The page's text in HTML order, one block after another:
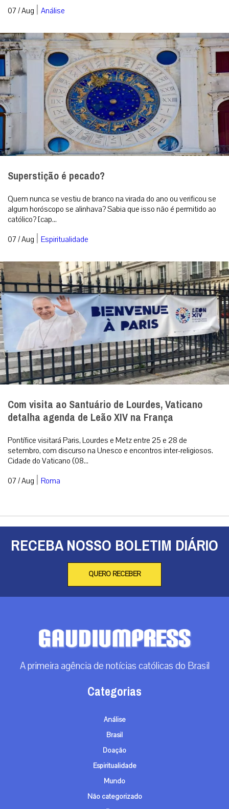
07 / Aug | Análise
Superstição é pecado?
Quem nunca se vestiu de branco na virada do ano ou verificou se
algum horóscopo se alinhava? Sabia que isso não é permitido ao
católico? [cap...
07 / Aug | Espiritualidade
Com visita ao Santuário de Lourdes, Vaticano
detalha agenda de Leão XIV na França
Pontífice visitará Paris, Lourdes e Metz entre 25 e 28 de
setembro, com discurso na Unesco e encontros inter-religiosos.
Cidade do Vaticano (08...
07 / Aug | Roma
RECEBA NOSSO BOLETIM DIÁRIO
QUERO RECEBER
A primeira agência de notícias católicas do Brasil
Categorias
Análise
Brasil
Doação
Espiritualidade
Mundo
Não categorizado